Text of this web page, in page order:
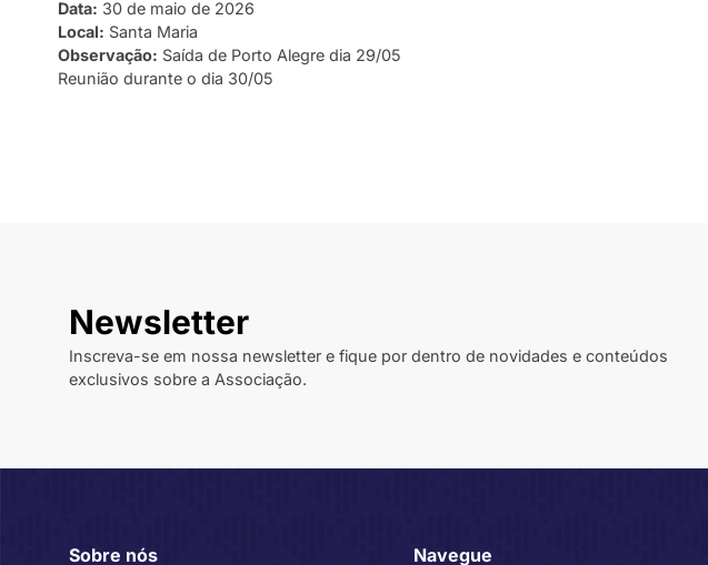
Data: 30 de maio de 2026
Local: Santa Maria
Observação: Saída de Porto Alegre dia 29/05
Reunião durante o dia 30/05
Newsletter
Inscreva-se em nossa newsletter e fique por dentro de novidades e conteúdos
exclusivos sobre a Associação.
Sobre nós Navegue